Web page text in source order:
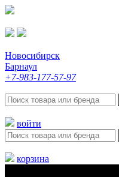
Новосибирск
Барнаул
+7-983-177-57-97
войти
корзина